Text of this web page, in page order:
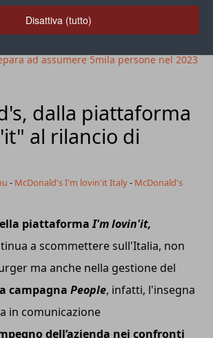
Disattiva (tutto)
ad assumere 5mila persone nel 2023
dalla piattaforma
al rilancio di
- McDonald's I'm lovin'it Italy- McDonald's
piattaformaI'm lovin'it,
a scommettere sull'Italia, non
ma anche nella gestione del
campagna People, infatti, l'insegna
in comunicazione
dell’azienda nei confronti